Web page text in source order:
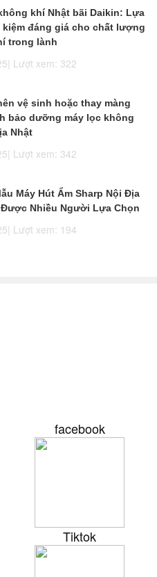
khí Nhật bãi Daikin: Lựa
đáng giá cho chất lượng
trong lành
Lượt xem: 322
vệ sinh hoặc thay màng
bảo dưỡng máy lọc không
Nhật
Lượt xem: 342
Máy Hút Ẩm Sharp Nội Địa
Được Nhiều Người Lựa Chọn
Lượt xem: 194
facebook
Tiktok